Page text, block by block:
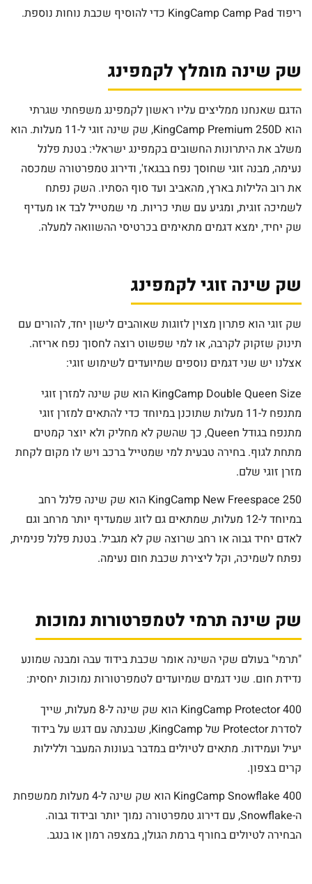
ריפוד KingCamp Camp Pad כדי להוסיף שכבת נוחות נוספת.
שק שינה מומלץ לקמפינג
הדגם שאנחנו ממליצים עליו ראשון לקמפינג משפחתי שגרתי
הוא KingCamp Premium 250D, שק שינה זוגי ל-11 מעלות. הוא
משלב את היתרונות החשובים בקמפינג ישראלי: בטנת פלנל
נעימה, מבנה זוגי שחוסך נפח בבגאז', ודירוג טמפרטורה שמכסה
את רוב הלילות בארץ, מהאביב ועד סוף הסתיו. השק נפתח
לשמיכה זוגית, ומגיע עם שתי כריות. מי שמטייל לבד או מעדיף
שק יחיד, ימצא דגמים מתאימים בכרטיסי ההשוואה למעלה.
שק שינה זוגי לקמפינג
שק זוגי הוא פתרון מצוין לזוגות שאוהבים לישון יחד, להורים עם
תינוק שזקוק לקרבה, או למי שפשוט רוצה לחסוך נפח אריזה.
אצלנו יש שני דגמים נוספים שמיועדים לשימוש זוגי:
KingCamp Double Queen Size הוא שק שינה למזרן זוגי
מתנפח ל-11 מעלות שתוכנן במיוחד כדי להתאים למזרן זוגי
מתנפח בגודל Queen, כך שהשק לא מחליק ולא יוצר קמטים
מתחת לגוף. בחירה טבעית למי שמטייל ברכב ויש לו מקום לקחת
מזרן זוגי שלם.
KingCamp New Freespace 250 הוא שק שינה פלנל רחב
במיוחד ל-12 מעלות, שמתאים גם לזוג שמעדיף יותר מרחב וגם
לאדם יחיד גבוה או רחב שרוצה שק לא מגביל. בטנת פלנל פנימית,
נפתח לשמיכה, וקל ליצירת שכבת חום נעימה.
שק שינה תרמי לטמפרטורות נמוכות
"תרמי" בעולם שקי השינה אומר שכבת בידוד עבה ומבנה שמונע
נדידת חום. שני דגמים שמיועדים לטמפרטורות נמוכות יחסית:
KingCamp Protector 400 הוא שק שינה ל-8 מעלות, שייך
לסדרת Protector של KingCamp, שנבנתה עם דגש על בידוד
יעיל ועמידות. מתאים לטיולים במדבר בעונות המעבר וללילות
קרים בצפון.
KingCamp Snowflake 400 הוא שק שינה ל-4 מעלות ממשפחת
ה-Snowflake, עם דירוג טמפרטורה נמוך יותר ובידוד גבוה.
הבחירה לטיולים בחורף ברמת הגולן, במצפה רמון או בנגב.